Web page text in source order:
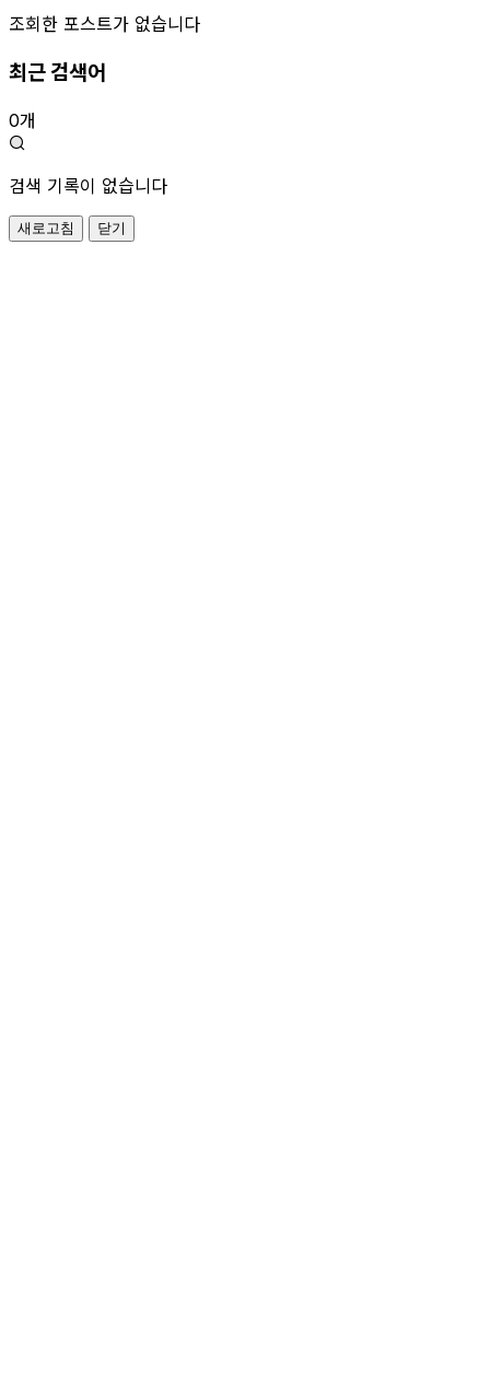
조회한 포스트가 없습니다
최근 검색어
0개
검색 기록이 없습니다
새로고침 닫기